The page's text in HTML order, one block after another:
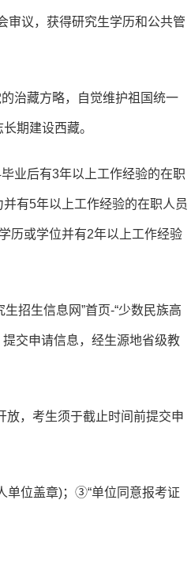
审议，获得研究生学历和公共管
治藏方略，自觉维护祖国统一
期建设西藏。
业后有3年以上工作经验的在职
有5年以上工作经验的在职人员
历或学位并有2年以上工作经验
招生信息网”首页-“少数民族高
交申请信息，经生源地省级教
，考生须于截止时间前提交申
单位盖章)；③“单位同意报考证